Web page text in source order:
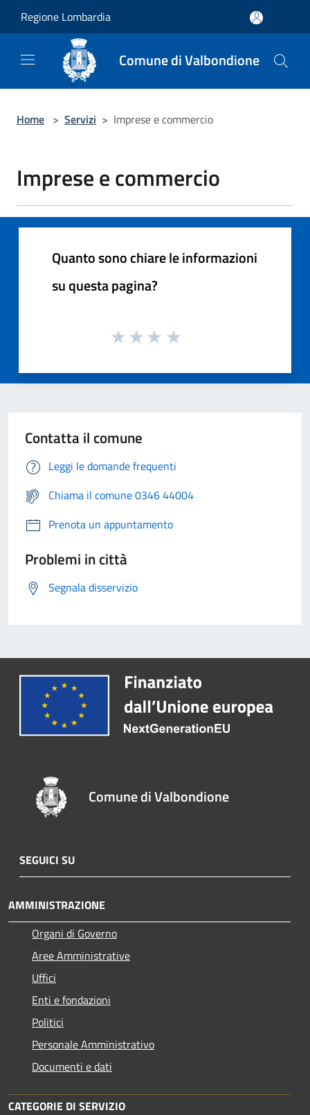
Regione Lombardia
Comune di Valbondione
Home > Servizi > Imprese e commercio
Imprese e commercio
Quanto sono chiare le informazioni
su questa pagina?
Contatta il comune
Leggi le domande frequenti
Chiama il comune 0346 44004
Prenota un appuntamento
Problemi in città
Segnala disservizio
Comune di Valbondione
SEGUICI SU
AMMINISTRAZIONE
Organi di Governo
Aree Amministrative
Uffici
Enti e fondazioni
Politici
Personale Amministrativo
Documenti e dati
CATEGORIE DI SERVIZIO